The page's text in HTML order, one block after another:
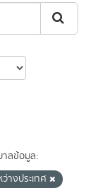
ลข้อมูล:
างประเทศ